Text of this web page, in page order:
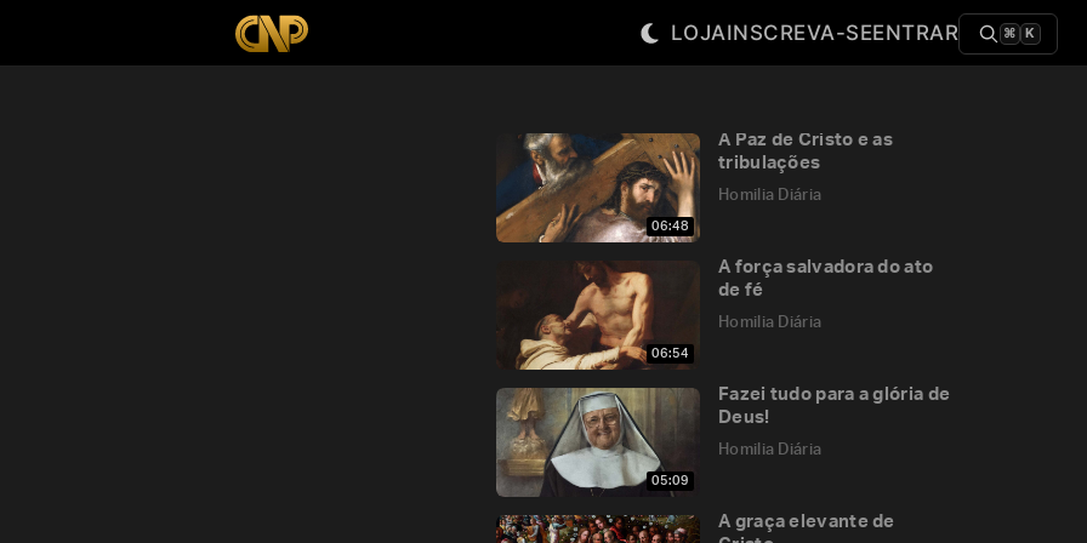
LOJAINSCREVA-SEENTRAR ⌘ K
06:48
A Paz de Cristo e as
tribulações
Homilia Diária
06:54
A força salvadora do ato
de fé
Homilia Diária
05:09
Fazei tudo para a glória de
Deus!
Homilia Diária
A graça elevante de